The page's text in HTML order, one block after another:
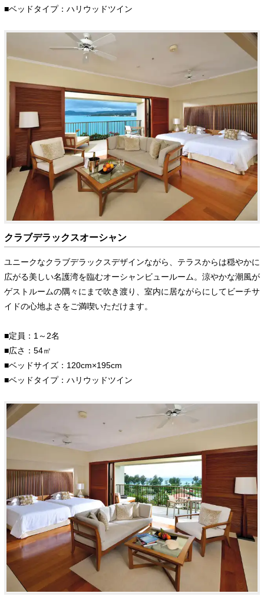
■ベッドタイプ：ハリウッドツイン
クラブデラックスオーシャン
ユニークなクラブデラックスデザインながら、テラスからは穏やかに
広がる美しい名護湾を臨むオーシャンビュールーム。涼やかな潮風が
ゲストルームの隅々にまで吹き渡り、室内に居ながらにしてビーチサ
イドの心地よさをご満喫いただけます。
■定員：1～2名
■広さ：54㎡
■ベッドサイズ：120cm×195cm
■ベッドタイプ：ハリウッドツイン